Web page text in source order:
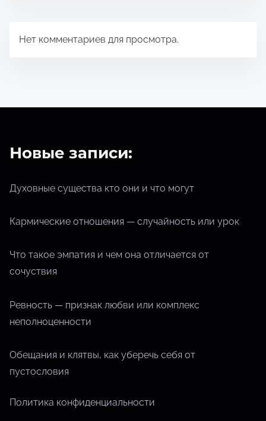
Нет комментариев для просмотра.
Новые записи:
Духовные существа кто они и что могут
Кармические отношения — случайность или урок
Что такое эмпатия и чем она отличается от
сочуствия
Ревность — признак любви или комплекс
неполноценности
Обещания и клятвы, как уберечь себя от
пустословия
Политика конфиденциальности